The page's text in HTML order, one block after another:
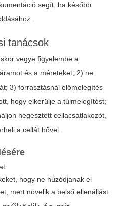
segít, ha később
tanácsok
vegye figyelembe a
és a méreteket; 2) ne
3) forrasztásnál előmelegítés
hogy elkerülje a túlmelegítést;
hegesztett cellacsatlakozót,
a cellát hővel.
hogy ne húzódjanak el
mert növelik a belső ellenállást